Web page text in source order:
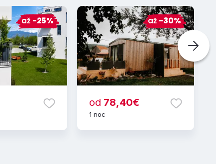
až -25%
od 78,40€
1 noc
až -30%